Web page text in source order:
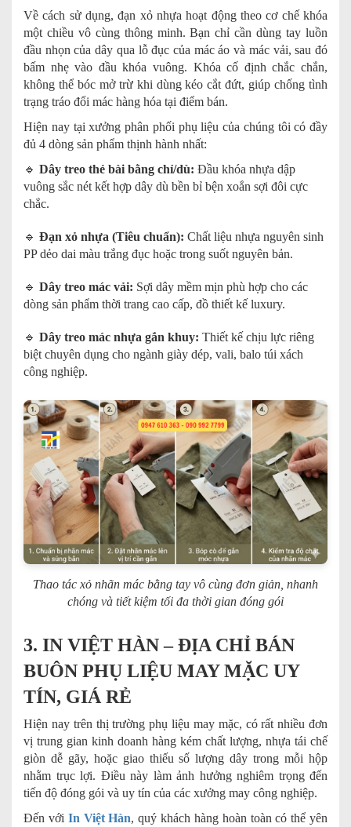
Về cách sử dụng, đạn xỏ nhựa hoạt động theo cơ chế khóa
một chiều vô cùng thông minh. Bạn chỉ cần dùng tay luồn
đầu nhọn của dây qua lỗ đục của mác áo và mác vải, sau đó
bấm nhẹ vào đầu khóa vuông. Khóa cố định chắc chắn,
không thể bóc mở trừ khi dùng kéo cắt đứt, giúp chống tình
trạng tráo đổi mác hàng hóa tại điểm bán.
Hiện nay tại xưởng phân phối phụ liệu của chúng tôi có đầy
đủ 4 dòng sản phẩm thịnh hành nhất:
🔹 Dây treo thẻ bài bằng chỉ/dù: Đầu khóa nhựa dập
vuông sắc nét kết hợp dây dù bền bỉ bện xoắn sợi đôi cực
chắc.
🔹 Đạn xỏ nhựa (Tiêu chuẩn): Chất liệu nhựa nguyên sinh
PP dẻo dai màu trắng đục hoặc trong suốt nguyên bản.
🔹 Dây treo mác vải: Sợi dây mềm mịn phù hợp cho các
dòng sản phẩm thời trang cao cấp, đồ thiết kế luxury.
🔹 Dây treo mác nhựa gắn khuy: Thiết kế chịu lực riêng
biệt chuyên dụng cho ngành giày dép, vali, balo túi xách
công nghiệp.
Thao tác xỏ nhãn mác bằng tay vô cùng đơn giản, nhanh
chóng và tiết kiệm tối đa thời gian đóng gói
3. IN VIỆT HÀN – ĐỊA CHỈ BÁN
BUÔN PHỤ LIỆU MAY MẶC UY
TÍN, GIÁ RẺ
Hiện nay trên thị trường phụ liệu may mặc, có rất nhiều đơn
vị trung gian kinh doanh hàng kém chất lượng, nhựa tái chế
giòn dễ gãy, hoặc giao thiếu số lượng dây trong mỗi hộp
nhằm trục lợi. Điều này làm ảnh hưởng nghiêm trọng đến
tiến độ đóng gói và uy tín của các xưởng may công nghiệp.
Đến với In Việt Hàn, quý khách hàng hoàn toàn có thể yên